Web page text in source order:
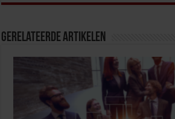
Gerelateerde Artikelen